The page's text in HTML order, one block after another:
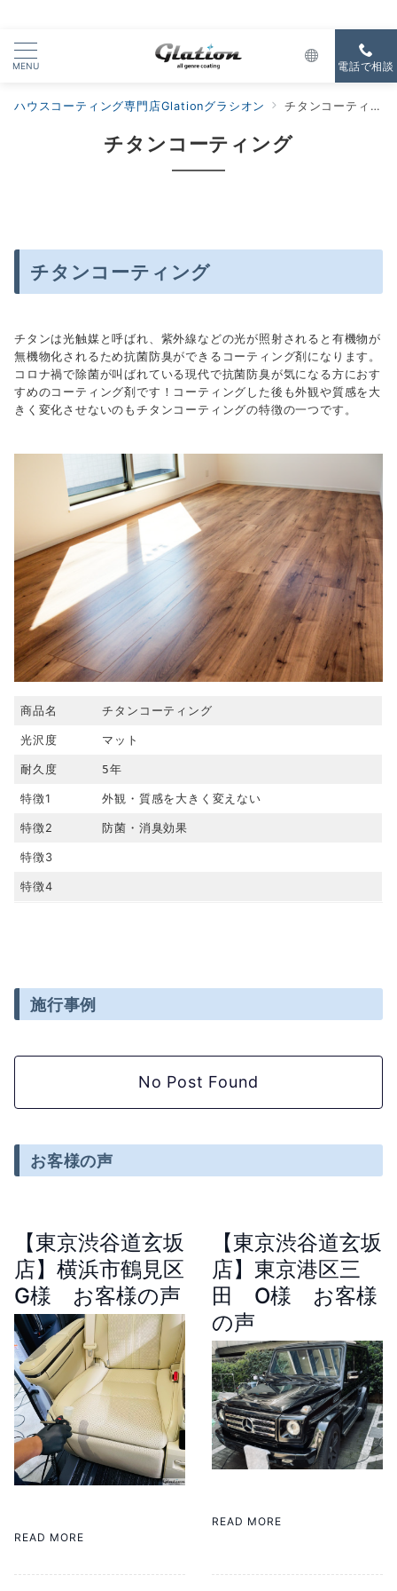
MENU 電話で相談
ハウスコーティング専門店Glationグラシオン チタンコーティング
チタンコーティング
チタンコーティング
チタンは光触媒と呼ばれ、紫外線などの光が照射されると有機物が
無機物化されるため抗菌防臭ができるコーティング剤になります。
コロナ禍で除菌が叫ばれている現代で抗菌防臭が気になる方におす
すめのコーティング剤です！コーティングした後も外観や質感を大
きく変化させないのもチタンコーティングの特徴の一つです。
商品名 チタンコーティング
光沢度 マット
耐久度 5年
特徴1 外観・質感を大きく変えない
特徴2 防菌・消臭効果
特徴3
特徴4
施行事例
No Post Found
お客様の声
【東京渋谷道玄坂
店】横浜市鶴見区
G様 お客様の声
READ MORE
【東京渋谷道玄坂
店】東京港区三
田 O様 お客様
の声
READ MORE